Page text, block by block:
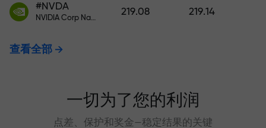
#NVDA
NVIDIA Corp Nasdaq Stock Exchange (Nasdaq) USD
219.08 219.14
查看全部
一切为了您的利润
点差、保护和奖金—稳定结果的关键